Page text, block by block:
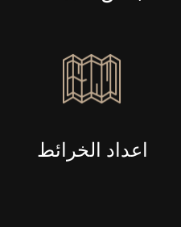
اعداد الخرائط